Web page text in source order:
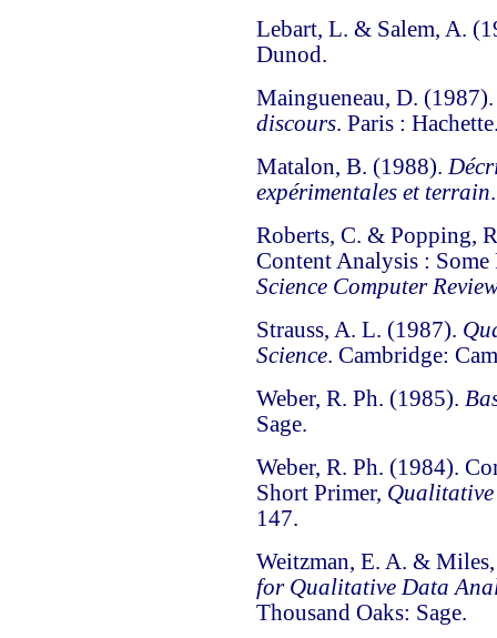
Lebart, L. & Salem, A.
Dunod.
Maingueneau, D.
discours. Paris :
Matalon, B. (1988).
expérimentales et terrain
Roberts, C. & Popping,
Content Analysis :
Science Computer
Strauss, A. L. (1987).
Science. Cambridge:
Weber, R. Ph. (1985).
Sage.
Weber, R. Ph. (1984).
Short Primer,
147.
Weitzman, E. A. &
for Qualitative Data
Thousand Oaks: Sage.